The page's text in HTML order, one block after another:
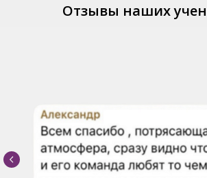
Отзывы наших